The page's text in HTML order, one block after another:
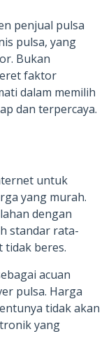
penjual pulsa
pulsa, yang
Bukan
faktor
dalam memilih
dan terpercaya.
untuk
yang murah.
dengan
standar rata-
beres.
acuan
pulsa. Harga
tidak akan
yang